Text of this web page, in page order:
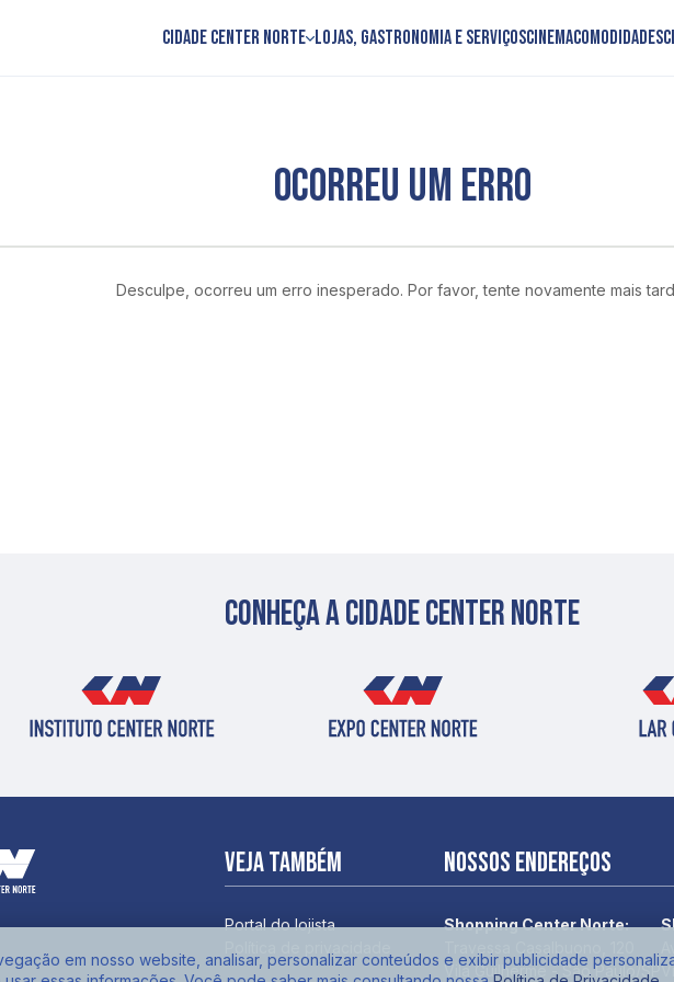
Cidade Center Norte Lojas, Gastronomia e ServiçosCinemaComodidades
OCORREU UM ERRO
Desculpe, ocorreu um erro inesperado. Por favor, tente novamente mais
Conheça a cidade center norte
Veja também
Portal do lojista
Nossos endereços
Shopping Center Norte:
Vila Guilherme - São Paulo/SP
em nosso website, analisar, personalizar conteúdos e exibir publicidade